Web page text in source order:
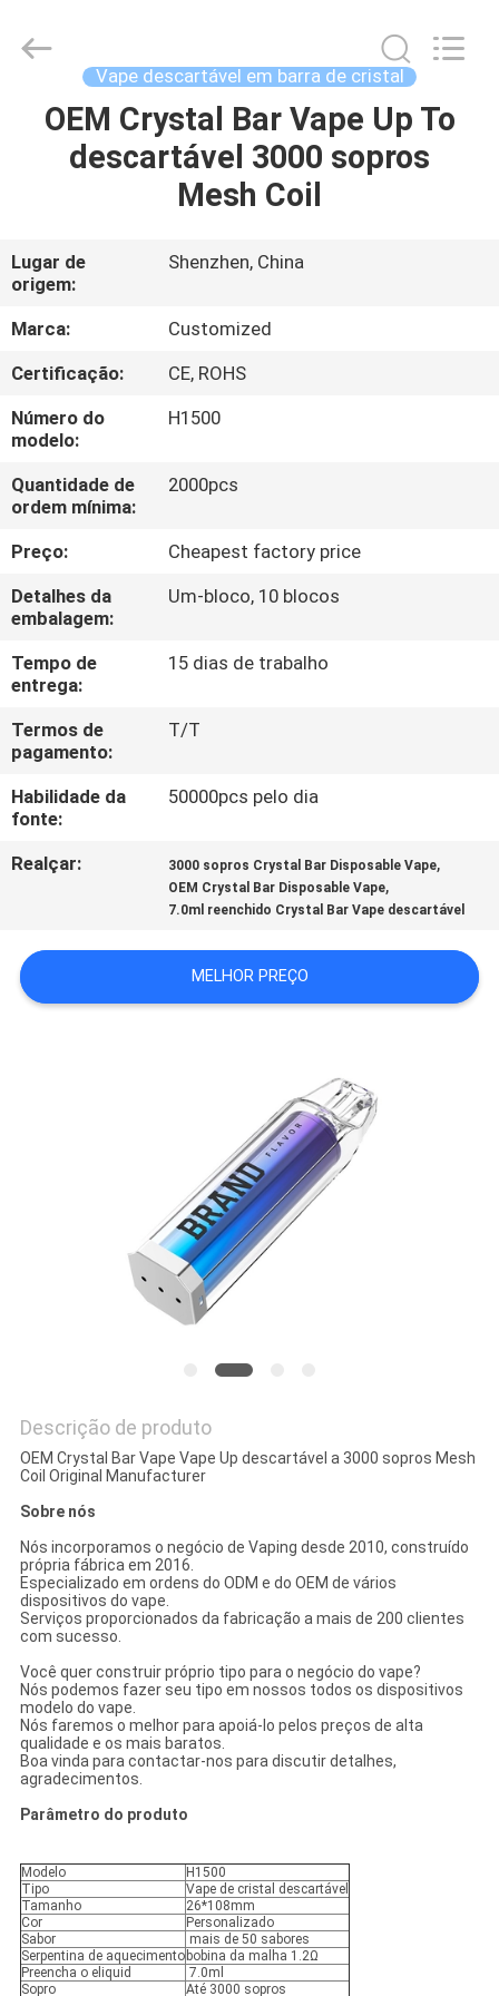
CASA
VÍDEOS
SOBRE
NÓS
EXCURSÃO
DA
FÁBRICA
CONTROLE
DA
QUALIDADE
PEÇA
UMAS
CITAÇÕES
MAPA
SITE
sopros
Reserved.
Developed
Vape descartável em barra de cristal
OEM Crystal Bar Vape Up To
descartável 3000 sopros
Mesh Coil
Lugar de
origem:
Shenzhen, China
Marca:
Customized
Certificação:
CE, ROHS
Número do
modelo:
H1500
Quantidade de
ordem mínima:
2000pcs
Preço:
Cheapest factory price
Detalhes da
embalagem:
Um-bloco, 10 blocos
Tempo de
entrega:
15 dias de trabalho
Termos de
pagamento:
T/T
Habilidade da
fonte:
50000pcs pelo dia
Realçar: 3000 sopros Crystal Bar Disposable Vape,
OEM Crystal Bar Disposable Vape,
7.0ml reenchido Crystal Bar Vape descartável
MELHOR PREÇO
Descrição de produto
OEM Crystal Bar Vape Vape Up descartável a 3000 sopros Mesh
Coil Original Manufacturer
Sobre nós
Nós incorporamos o negócio de Vaping desde 2010, construído
própria fábrica em 2016.
Especializado em ordens do ODM e do OEM de vários
dispositivos do vape.
Serviços proporcionados da fabricação a mais de 200 clientes
com sucesso.
Você quer construir próprio tipo para o negócio do vape?
Nós podemos fazer seu tipo em nossos todos os dispositivos
modelo do vape.
Nós faremos o melhor para apoiá-lo pelos preços de alta
qualidade e os mais baratos.
Boa vinda para contactar-nos para discutir detalhes,
agradecimentos.
Parâmetro do produto
Modelo
H1500
Tipo
Vape de cristal descartável
Tamanho
26*108mm
Cor
Personalizado
Sabor
mais de 50 sabores
Serpentina de aquecimento bobina da malha 1.2Ω
Preencha o eliquid
7.0ml
Sopro
Até 3000 sopros